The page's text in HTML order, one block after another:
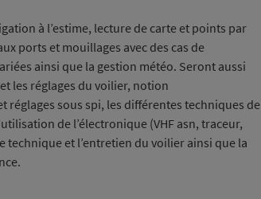
à l’estime, lecture de carte et points par
ports et mouillages avec des cas de
ainsi que la gestion météo. Seront aussi
les réglages du voilier, notion
réglages sous spi, les différentes techniques de
de l’électronique (VHF asn, traceur,
technique et l’entretien du voilier ainsi que la